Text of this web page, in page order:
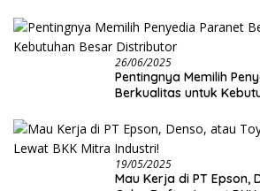
26/06/2025
Pentingnya Memilih
Berkualitas untuk
19/05/2025
Mau Kerja di PT Epson,